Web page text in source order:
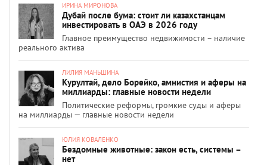
ИРИНА МИРОНОВА
Дубай после бума: стоит ли казахстанцам
инвестировать в ОАЭ в 2026 году
Главное преимущество недвижимости – наличие
реального актива
ЛИЛИЯ МАНЬШИНА
Курултай, дело Борейко, амнистия и аферы на
миллиарды: главные новости недели
Политические реформы, громкие суды и аферы
на миллиарды — главные новости недели
ЮЛИЯ КОВАЛЕНКО
Бездомные животные: закон есть, системы –
нет